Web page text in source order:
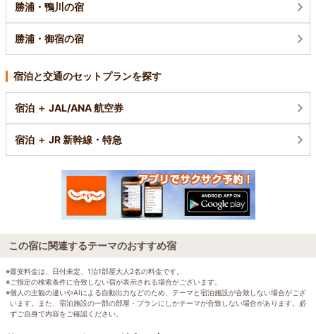
勝浦・鴨川の宿
勝浦・御宿の宿
宿泊と交通のセットプランを探す
宿泊 ＋ JAL/ANA 航空券
宿泊 ＋ JR 新幹線・特急
この宿に関連するテーマのおすすめ宿
※最安料金は、日付未定、1泊1部屋大人2名の料金です。
※ご指定の検索条件に合致しない宿が表示される場合がございます。
※個人の主観の違いやAIによる自動出力などのため、テーマと宿泊施設が合致しない場合がござ
います。また、宿泊施設の一部の部屋・プランにしかテーマが合致しない場合があります。必
ずご自身で内容をご確認ください。